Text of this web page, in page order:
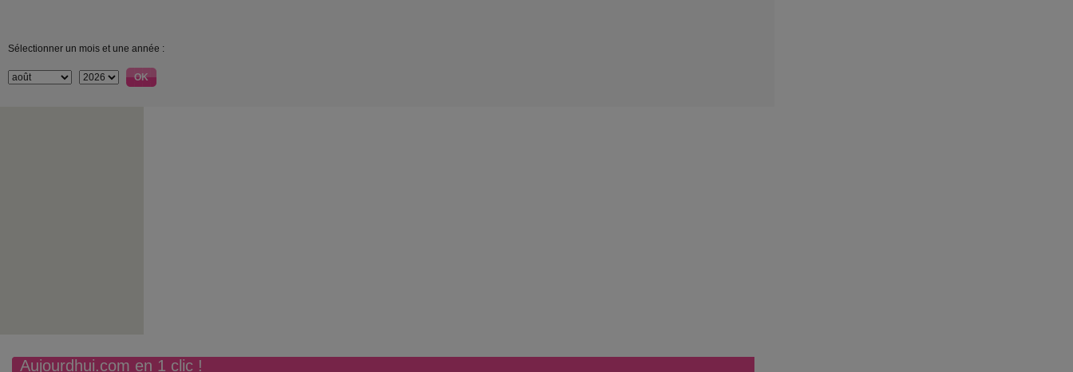
Sélectionner un mois et une année :
Aujourdhui.com en 1 clic !